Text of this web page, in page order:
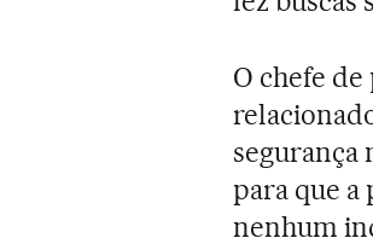
O chefe
segurança
para que a
nenhum